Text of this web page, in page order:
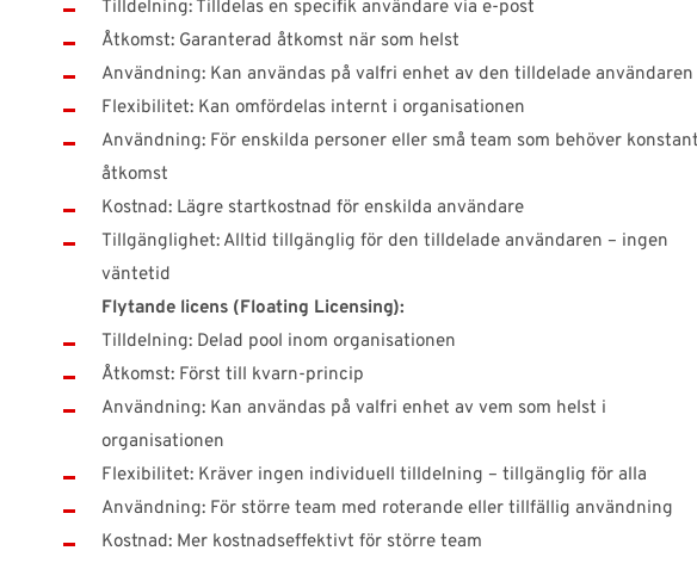
Tilldelning: Tilldelas en specifik användare via e-post
Åtkomst: Garanterad åtkomst när som helst
Användning: Kan användas på valfri enhet av den tilldelade användaren
Flexibilitet: Kan omfördelas internt i organisationen
Användning: För enskilda personer eller små team som behöver konstant
åtkomst
Kostnad: Lägre startkostnad för enskilda användare
Tillgänglighet: Alltid tillgänglig för den tilldelade användaren – ingen
väntetid
Flytande licens (Floating Licensing):
Tilldelning: Delad pool inom organisationen
Åtkomst: Först till kvarn-princip
Användning: Kan användas på valfri enhet av vem som helst i
organisationen
Flexibilitet: Kräver ingen individuell tilldelning – tillgänglig för alla
Användning: För större team med roterande eller tillfällig användning
Kostnad: Mer kostnadseffektivt för större team